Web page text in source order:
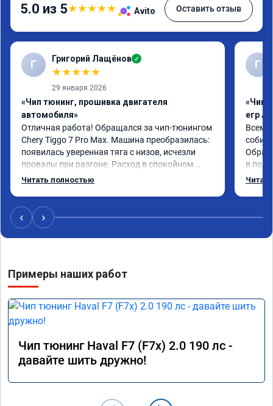
5.0 из 5★★★★★ Avito Оставить отзыв
Г Григорий Лащёнов ✓
★★★★★
29 января 2026
«Чип тюнинг, прошивка двигателя
автомобиля»
Отличная работа! Обращался за чип-тюнингом
Chery Tiggo 7 Pro Max. Машина преобразилась:
появилась уверенная тяга с низов, исчезли
провалы при разгоне. Расход в спокойном
режиме даже немного снизился. Все сделали
Читать полностью
Г
«Чип
егр
Всем
в
‹ ›
Примеры наших работ
Чип тюнинг Haval F7 (F7x) 2.0 190 лс -
давайте шить дружно!